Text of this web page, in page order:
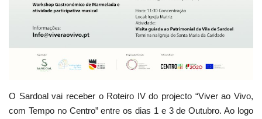
O Sardoal vai receber o Roteiro IV do projecto “Viver ao Vivo,
com Tempo no Centro” entre os dias 1 e 3 de Outubro. Ao logo